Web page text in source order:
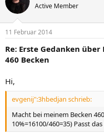
Active Member
11 Februar 2014
Re: Erste Gedanken
460 Becken
Hi,
evgenij":3hbedjan schrieb:
Macht bei meinem Becken
10%=16100/460=35) Passt